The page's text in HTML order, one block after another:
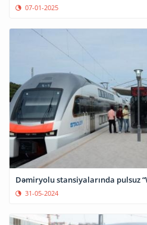
07-01-2025
Dəmiryolu stansiyalarında pulsuz
31-05-2024